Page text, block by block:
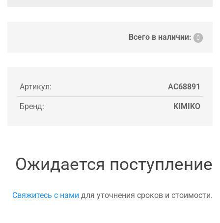
Всего в наличии: 0
Артикул: AC68891
Бренд: KIMIKO
Ожидается поступление
Свяжитесь с нами для уточнения сроков и стоимости.